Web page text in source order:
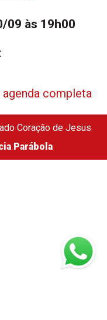
09 às 19h00
agenda completa
Coração de Jesus
Parábola